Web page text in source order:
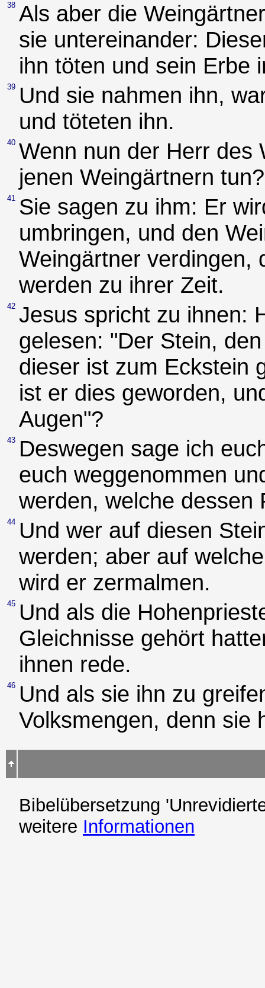
38 Als aber die
sie untereinander:
ihn töten und sein Erbe
39 Und sie nahmen ihn,
und töteten ihn.
40 Wenn nun der Herr des
jenen Weingärtnern tun?
41 Sie sagen zu ihm: Er
umbringen, und den
Weingärtner verdingen,
werden zu ihrer Zeit.
42 Jesus spricht zu ihnen:
gelesen: "Der Stein,
dieser ist zum Eckstein
ist er dies geworden,
Augen"?
43 Deswegen sage ich
euch weggenommen
werden, welche dessen
44 Und wer auf diesen
werden; aber auf
wird er zermalmen.
45 Und als die
Gleichnisse gehört
ihnen rede.
46 Und als sie ihn zu
Volksmengen, denn sie
Bibelübersetzung
weitere Informationen